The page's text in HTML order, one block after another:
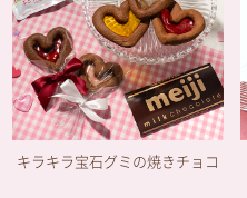
キラキラ宝石グミの焼きチョコ